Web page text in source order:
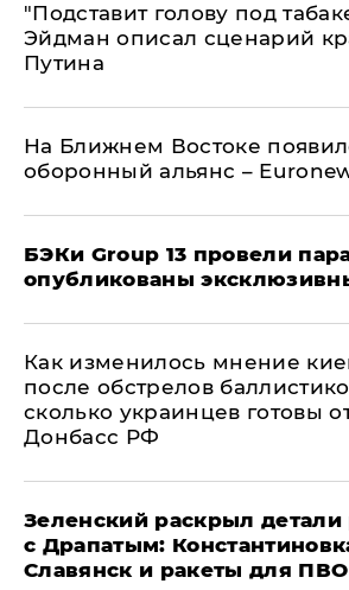
​"Подставит голову под
Эйдман описал сценарий
Путина
На Ближнем Востоке
оборонный альянс –
​БЭКи Group 13 провели
опубликованы
Как изменилось мнение
после обстрелов
сколько украинцев готовы
Донбасс РФ
​Зеленский раскрыл детали
с Драпатым:
Славянск и ракеты для ПВО